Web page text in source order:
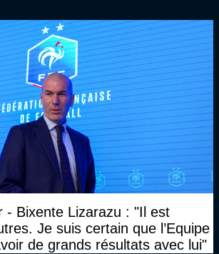
- Bixente Lizarazu : "Il est
Je suis certain que l’Equipe
de grands résultats avec lui"